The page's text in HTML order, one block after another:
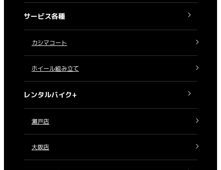
サービス各種
カシマコート
ホイール組み立て
レンタルバイク+
瀬戸店
大阪店